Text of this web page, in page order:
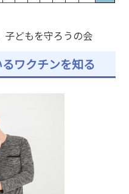
子どもを守ろうの会
ワクチンを知る